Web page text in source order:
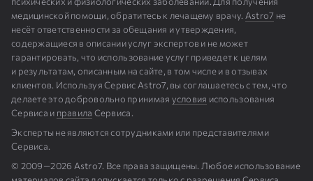
медицинской помощи, обратитесь к лечащему врачу. Astro7 не
несёт ответственности за обещания и утверждения,
содержащиеся в описании услуг экспертов и не может
гарантировать, что использование услуг приведет к целям
и результатам, описанным на сайте, в том числе и в отзывах
клиентов. Используя Сервис Astro7, вы соглашаетесь с тем, что
делаете это добровольно принимая условия использования
Сервиса и правила Сервиса.
Эксперты не являются сотрудниками или представителями
Сервиса.
© 2009⁠—⁠2026 Astro7. Все права защищены. Любое использование